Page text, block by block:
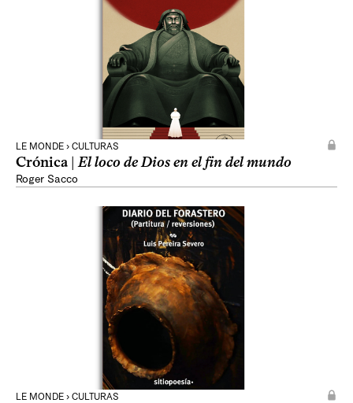
LE MONDE › CULTURAS
Crónica |El loco de Dios en el fin del mundo
Roger Sacco
LE MONDE › CULTURAS